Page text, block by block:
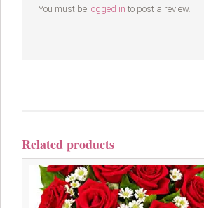
You must be logged in to post a review.
Related products